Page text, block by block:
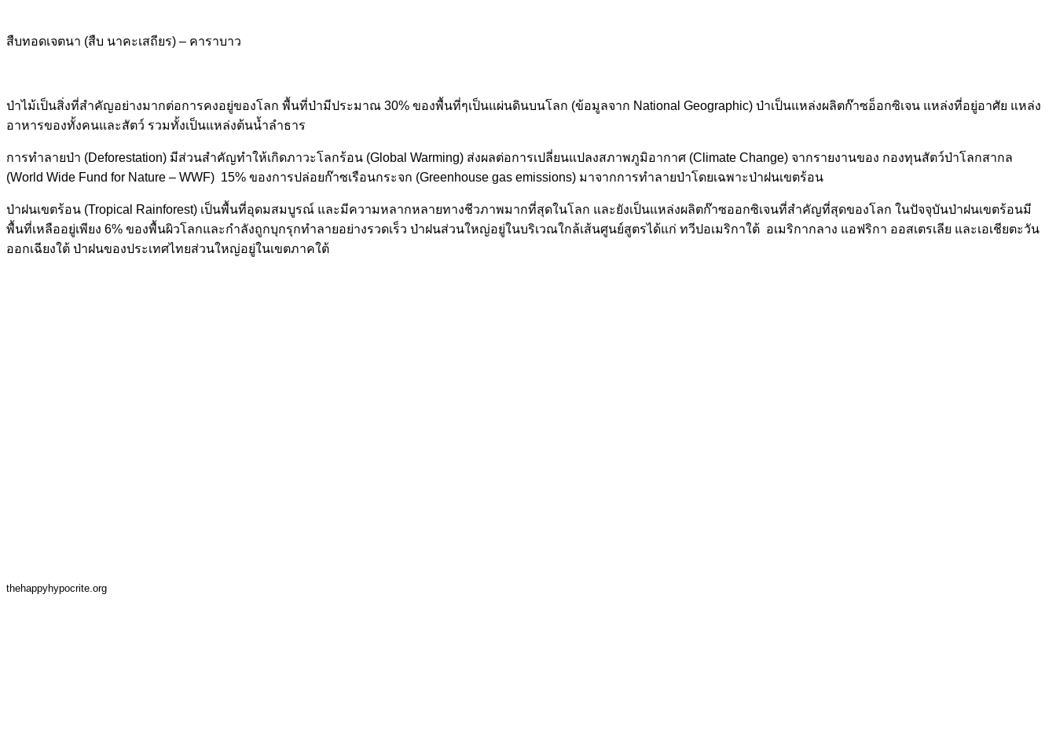
สืบทอดเจตนา (สืบ นาคะเสถียร) – คาราบาว
ป่าไม้เป็นสิ่งที่สำคัญอย่างมากต่อการคงอยู่ของโลก พื้นที่ป่ามีประมาณ 30% ของพื้นที่ๆเป็นแผ่นดินบนโลก (ข้อมูลจาก National Geographic) ป่าเป็นแหล่งผลิตก๊าซอ็อกซิเจน แหล่งที่อยู่อาศัย แหล่ง
อาหารของทั้งคนและสัตว์ รวมทั้งเป็นแหล่งต้นน้ำลำธาร
การทำลายป่า (Deforestation) มีส่วนสำคัญทำให้เกิดภาวะโลกร้อน (Global Warming) ส่งผลต่อการเปลี่ยนแปลงสภาพภูมิอากาศ (Climate Change) จากรายงานของ กองทุนสัตว์ป่าโลกสากล
(World Wide Fund for Nature – WWF) 15% ของการปล่อยก๊าซเรือนกระจก (Greenhouse gas emissions) มาจากการทำลายป่าโดยเฉพาะป่าฝนเขตร้อน
ป่าฝนเขตร้อน (Tropical Rainforest) เป็นพื้นที่อุดมสมบูรณ์ และมีความหลากหลายทางชีวภาพมากที่สุดในโลก และยังเป็นแหล่งผลิตก๊าซออกซิเจนที่สำคัญที่สุดของโลก ในปัจจุบันป่าฝนเขตร้อนมี
พื้นที่เหลืออยู่เพียง 6% ของพื้นผิวโลกและกำลังถูกบุกรุกทำลายอย่างรวดเร็ว ป่าฝนส่วนใหญ่อยู่ในบริเวณใกล้เส้นศูนย์สูตรได้แก่ ทวีปอเมริกาใต้ อเมริกากลาง แอฟริกา ออสเตรเลีย และเอเชียตะวัน
ออกเฉียงใต้ ป่าฝนของประเทศไทยส่วนใหญ่อยู่ในเขตภาคใต้
thehappyhypocrite.org